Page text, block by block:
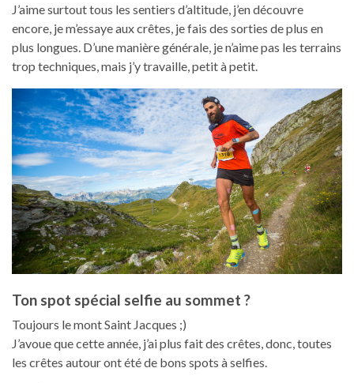
J’aime surtout tous les sentiers d’altitude, j’en découvre
encore, je m’essaye aux crêtes, je fais des sorties de plus en
plus longues. D’une manière générale, je n’aime pas les terrains
trop techniques, mais j’y travaille, petit à petit.
Ton spot spécial selfie au sommet ?
Toujours le mont Saint Jacques ;)
J’avoue que cette année, j’ai plus fait des crêtes, donc, toutes
les crêtes autour ont été de bons spots à selfies.